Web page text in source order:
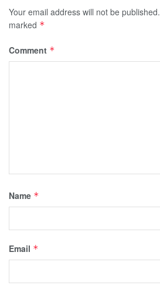
Your email address will not be published.
marked *
Comment *
Name *
Email *